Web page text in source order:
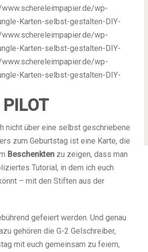
wp-
Karten-selbst-gestalten-DIY-
wp-
Karten-selbst-gestalten-DIY-
wp-
Karten-selbst-gestalten-DIY-
nicht über eine selbst geschriebene
zum Geburtstag ist eine Karte, die
Beschenkten zu zeigen, dass man
Tutorial, in dem ich euch
– mit den Stiften aus der
gefeiert werden. Und genau
gehören die G-2 Gelschreiber,
mit euch gemeinsam zu feiern,